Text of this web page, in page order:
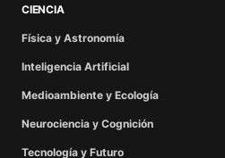
CIENCIA
Física y Astronomía
Inteligencia Artificial
Medioambiente y Ecología
Neurociencia y Cognición
Tecnología y Futuro